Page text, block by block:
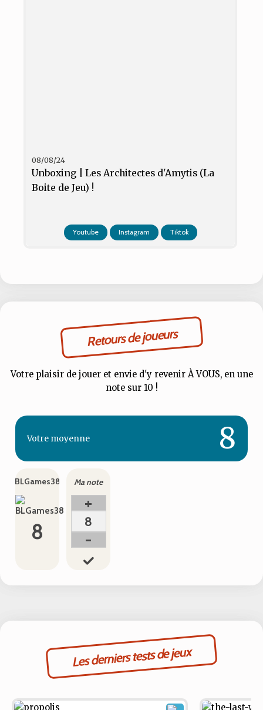
08/08/24
Unboxing | Les Architectes d'Amytis (La
Boite de Jeu) !
Youtube Instagram Tiktok
Retours de joueurs
Votre plaisir de jouer et envie d'y revenir À VOUS, en une
note sur 10 !
Votre moyenne 8
BLGames38
8
Ma note
+
8
-
Les derniers tests de jeux